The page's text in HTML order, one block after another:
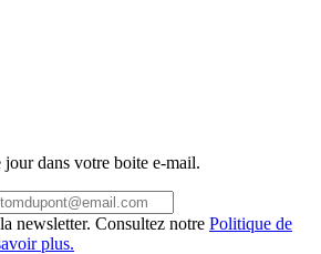
dans votre boite e-mail.
newsletter. Consultez notre Politique de
plus.